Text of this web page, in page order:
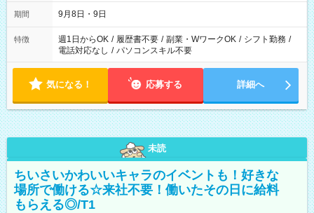
期間 9月8日・9日
特徴 週1日からOK / 履歴書不要 / 副業・WワークOK / シフト勤務 /
電話対応なし / パソコンスキル不要
気になる！ 応募する 詳細へ
未読
ちいさいかわいいキャラのイベントも！好きな
場所で働ける☆来社不要！働いたその日に給料
もらえる◎/T1